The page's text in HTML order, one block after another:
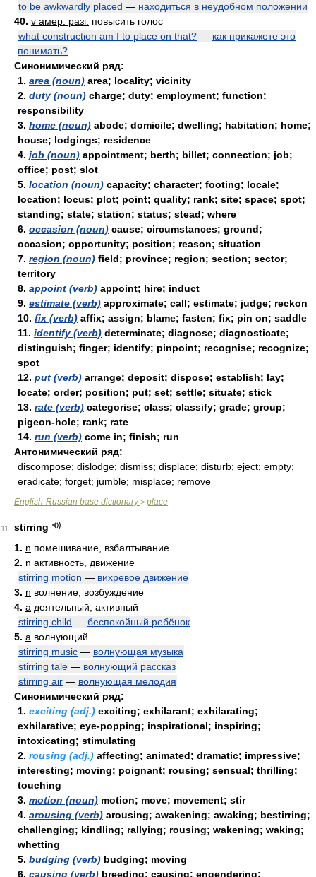
to be awkwardly placed — находиться в неудобном положении
40. v амер. разг. повысить голос
what construction am I to place on that? — как прикажете это
понимать?
Синонимический ряд:
1. area (noun) area; locality; vicinity
2. duty (noun) charge; duty; employment; function;
responsibility
3. home (noun) abode; domicile; dwelling; habitation; home;
house; lodgings; residence
4. job (noun) appointment; berth; billet; connection; job;
office; post; slot
5. location (noun) capacity; character; footing; locale;
location; locus; plot; point; quality; rank; site; space; spot;
standing; state; station; status; stead; where
6. occasion (noun) cause; circumstances; ground;
occasion; opportunity; position; reason; situation
7. region (noun) field; province; region; section; sector;
territory
8. appoint (verb) appoint; hire; induct
9. estimate (verb) approximate; call; estimate; judge; reckon
10. fix (verb) affix; assign; blame; fasten; fix; pin on; saddle
11. identify (verb) determinate; diagnose; diagnosticate;
distinguish; finger; identify; pinpoint; recognise; recognize;
spot
12. put (verb) arrange; deposit; dispose; establish; lay;
locate; order; position; put; set; settle; situate; stick
13. rate (verb) categorise; class; classify; grade; group;
pigeon-hole; rank; rate
14. run (verb) come in; finish; run
Антонимический ряд:
discompose; dislodge; dismiss; displace; disturb; eject; empty;
eradicate; forget; jumble; misplace; remove
English-Russian base dictionary> place
11
stirring
1. n помешивание, взбалтывание
2. n активность, движение
stirring motion — вихревое движение
3. n волнение, возбуждение
4. a деятельный, активный
stirring child — беспокойный ребёнок
5. a волнующий
stirring music — волнующая музыка
stirring tale — волнующий рассказ
stirring air — волнующая мелодия
Синонимический ряд:
1. exciting (adj.) exciting; exhilarant; exhilarating;
exhilarative; eye-popping; inspirational; inspiring;
intoxicating; stimulating
2. rousing (adj.) affecting; animated; dramatic; impressive;
interesting; moving; poignant; rousing; sensual; thrilling;
touching
3. motion (noun) motion; move; movement; stir
4. arousing (verb) arousing; awakening; awaking; bestirring;
challenging; kindling; rallying; rousing; wakening; waking;
whetting
5. budging (verb) budging; moving
6. causing (verb) breeding; causing; engendering;